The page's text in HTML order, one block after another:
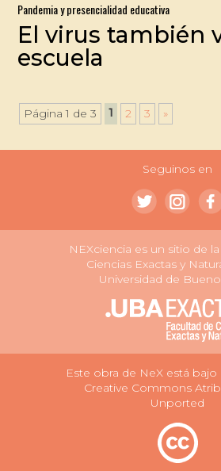
Pandemia y presencialidad educativa
El virus también
escuela
Página 1 de 3 1 2 3 »
Seguinos en
NEXciencia es un sitio de
Ciencias Exactas y
Universidad de
Este obra de NeX está bajo
Creative Commons
Unported